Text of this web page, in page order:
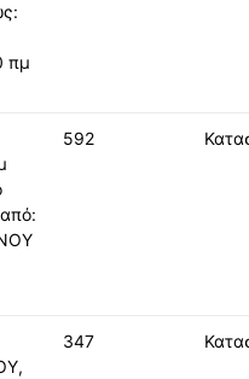
πμ
592
347